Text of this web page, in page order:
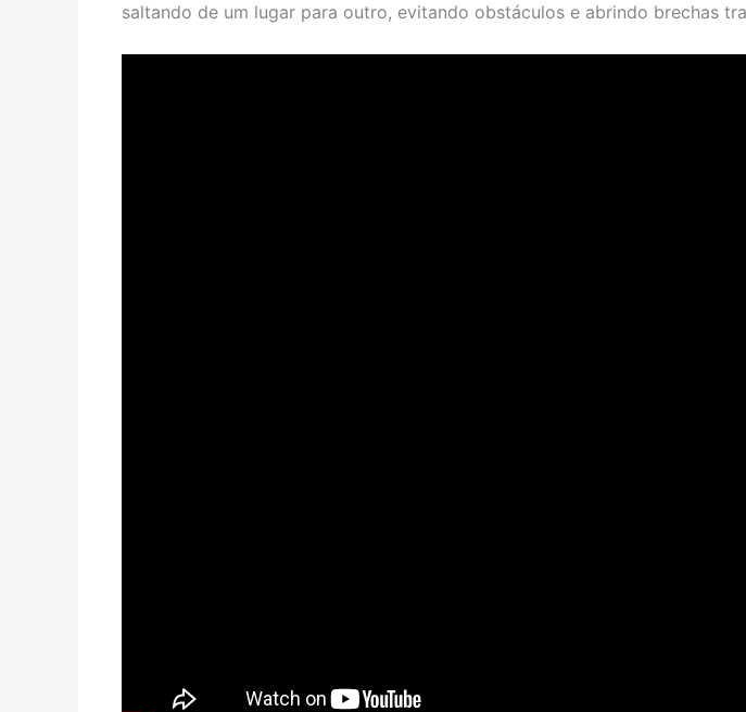
saltando de um lugar para outro, evitando obstáculos e abrindo brechas